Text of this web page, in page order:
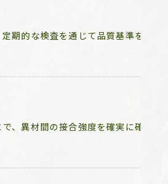
期的な検査を通じて品質基準を維持
、異材間の接合強度を確実に確保しま